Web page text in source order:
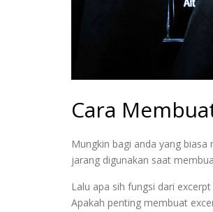
Cara
Mungkin bagi anda yang
jarang digunakan saat
Lalu apa sih fungsi dari excerpt
Apakah penting membuat